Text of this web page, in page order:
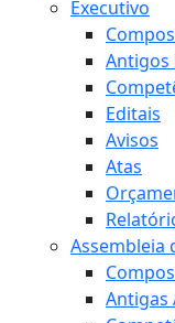
Executivo
Antigos
Editais
Avisos
Atas
Assembleia
Antigas